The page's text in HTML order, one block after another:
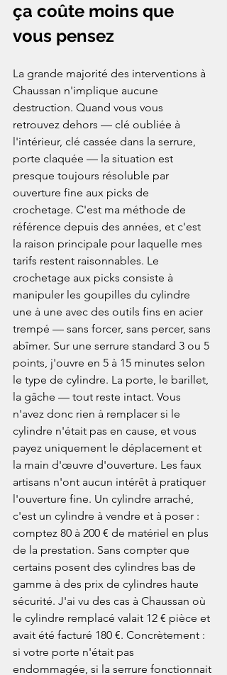
ça coûte moins que
vous pensez
La grande majorité des interventions à
Chaussan n'implique aucune
destruction. Quand vous vous
retrouvez dehors — clé oubliée à
l'intérieur, clé cassée dans la serrure,
porte claquée — la situation est
presque toujours résoluble par
ouverture fine aux picks de
crochetage. C'est ma méthode de
référence depuis des années, et c'est
la raison principale pour laquelle mes
tarifs restent raisonnables. Le
crochetage aux picks consiste à
manipuler les goupilles du cylindre
une à une avec des outils fins en acier
trempé — sans forcer, sans percer, sans
abîmer. Sur une serrure standard 3 ou 5
points, j'ouvre en 5 à 15 minutes selon
le type de cylindre. La porte, le barillet,
la gâche — tout reste intact. Vous
n'avez donc rien à remplacer si le
cylindre n'était pas en cause, et vous
payez uniquement le déplacement et
la main d'œuvre d'ouverture. Les faux
artisans n'ont aucun intérêt à pratiquer
l'ouverture fine. Un cylindre arraché,
c'est un cylindre à vendre et à poser :
comptez 80 à 200 € de matériel en plus
de la prestation. Sans compter que
certains posent des cylindres bas de
gamme à des prix de cylindres haute
sécurité. J'ai vu des cas à Chaussan où
le cylindre remplacé valait 12 € pièce et
avait été facturé 180 €. Concrètement :
si votre porte n'était pas
endommagée, si la serrure fonctionnait